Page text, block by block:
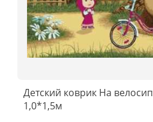
Детский коврик На
1,0*1,5м